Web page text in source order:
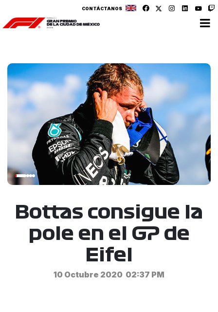
CONTÁCTANOS
Bottas consigue la
pole en el GP de
Eifel
10 Octubre 2020 02:37 PM